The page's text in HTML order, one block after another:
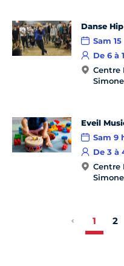
Danse
Sam 15
De 6 à
Centre
Eveil
Sam 9
De 3 à
Centre
1 2